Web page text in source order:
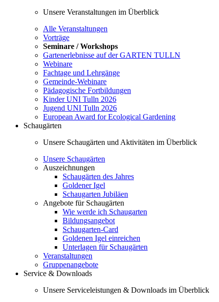
Unsere Veranstaltungen im Überblick
Alle Veranstaltungen
Vorträge
Seminare / Workshops
Gartenerlebnisse auf der GARTEN TULLN
Webinare
Fachtage und Lehrgänge
Gemeinde-Webinare
Pädagogische Fortbildungen
Kinder UNI Tulln 2026
Jugend UNI Tulln 2026
European Award for Ecological Gardening
Schaugärten
Unsere Schaugärten und Aktivitäten im Überblick
Unsere Schaugärten
Auszeichnungen
Schaugärten des Jahres
Goldener Igel
Schaugarten Jubiläen
Angebote für Schaugärten
Wie werde ich Schaugarten
Bildungsangebot
Schaugarten-Card
Goldenen Igel einreichen
Unterlagen für Schaugärten
Veranstaltungen
Gruppenangebote
Service & Downloads
Unsere Serviceleistungen & Downloads im Überblick